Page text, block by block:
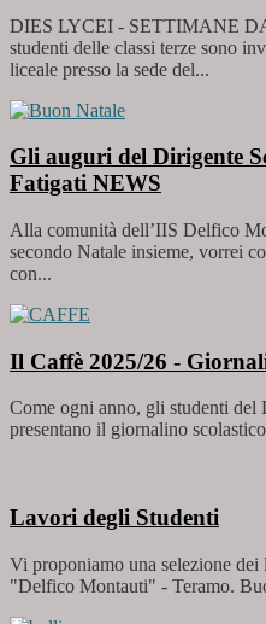
DIES LYCEI - SETTIMANE
studenti delle classi terze sono
liceale presso la sede del...
Gli auguri del Dirigente
Fatigati NEWS
Alla comunità dell’IIS Delfico
secondo Natale insieme, vorrei
con...
Il Caffè 2025/26 -
Come ogni anno, gli studenti
presentano il giornalino
Lavori degli Studenti
Vi proponiamo una selezione
"Delfico Montauti" - Teramo.